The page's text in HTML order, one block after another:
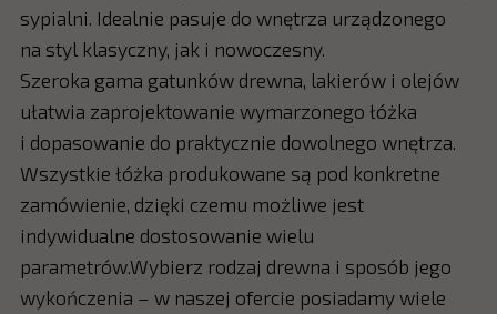
sypialni. Idealnie pasuje do wnętrza urządzonego
na styl klasyczny, jak i nowoczesny.
Szeroka gama gatunków drewna, lakierów i olejów
ułatwia zaprojektowanie wymarzonego łóżka
i dopasowanie do praktycznie dowolnego wnętrza.
Wszystkie łóżka produkowane są pod konkretne
zamówienie, dzięki czemu możliwe jest
indywidualne dostosowanie wielu
parametrów.Wybierz rodzaj drewna i sposób jego
wykończenia – w naszej ofercie posiadamy wiele